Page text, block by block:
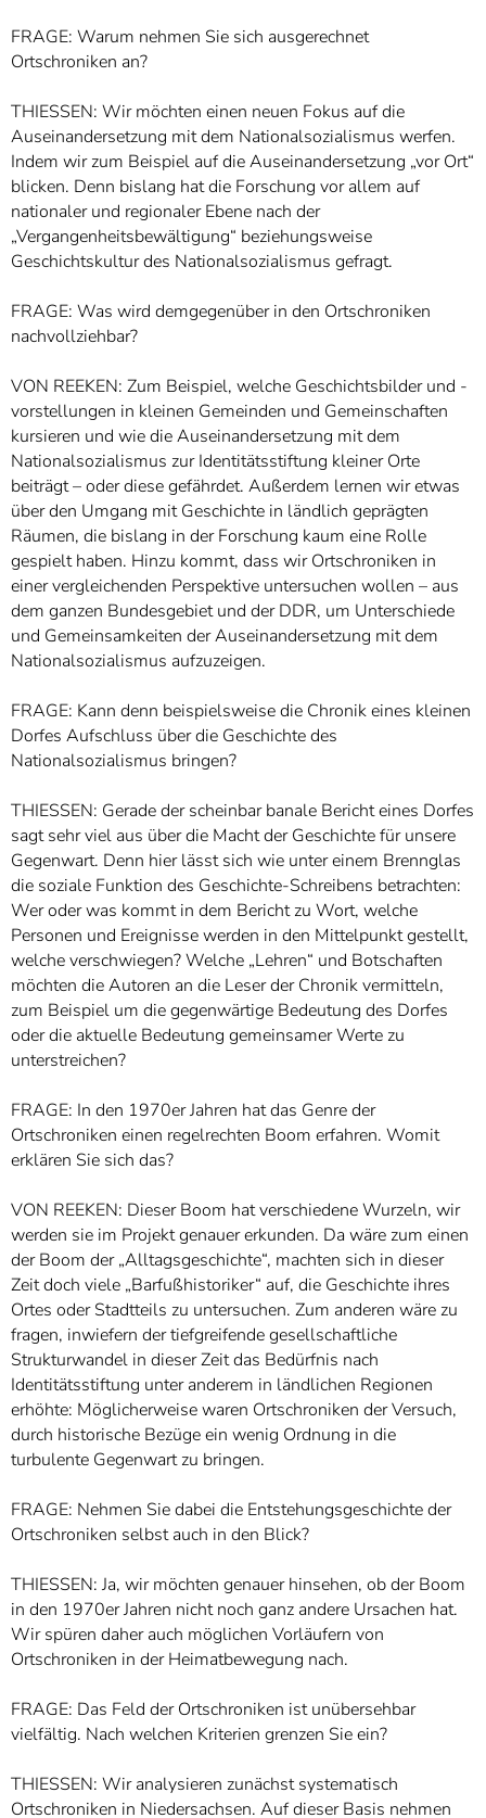
FRAGE: Warum nehmen Sie sich ausgerechnet
Ortschroniken an?
THIESSEN: Wir möchten einen neuen Fokus auf die
Auseinandersetzung mit dem Nationalsozialismus werfen.
Indem wir zum Beispiel auf die Auseinandersetzung „vor Ort“
blicken. Denn bislang hat die Forschung vor allem auf
nationaler und regionaler Ebene nach der
„Vergangenheitsbewältigung“ beziehungsweise
Geschichtskultur des Nationalsozialismus gefragt.
FRAGE: Was wird demgegenüber in den Ortschroniken
nachvollziehbar?
VON REEKEN: Zum Beispiel, welche Geschichtsbilder und -
vorstellungen in kleinen Gemeinden und Gemeinschaften
kursieren und wie die Auseinandersetzung mit dem
Nationalsozialismus zur Identitätsstiftung kleiner Orte
beiträgt – oder diese gefährdet. Außerdem lernen wir etwas
über den Umgang mit Geschichte in ländlich geprägten
Räumen, die bislang in der Forschung kaum eine Rolle
gespielt haben. Hinzu kommt, dass wir Ortschroniken in
einer vergleichenden Perspektive untersuchen wollen – aus
dem ganzen Bundesgebiet und der DDR, um Unterschiede
und Gemeinsamkeiten der Auseinandersetzung mit dem
Nationalsozialismus aufzuzeigen.
FRAGE: Kann denn beispielsweise die Chronik eines kleinen
Dorfes Aufschluss über die Geschichte des
Nationalsozialismus bringen?
THIESSEN: Gerade der scheinbar banale Bericht eines Dorfes
sagt sehr viel aus über die Macht der Geschichte für unsere
Gegenwart. Denn hier lässt sich wie unter einem Brennglas
die soziale Funktion des Geschichte-Schreibens betrachten:
Wer oder was kommt in dem Bericht zu Wort, welche
Personen und Ereignisse werden in den Mittelpunkt gestellt,
welche verschwiegen? Welche „Lehren“ und Botschaften
möchten die Autoren an die Leser der Chronik vermitteln,
zum Beispiel um die gegenwärtige Bedeutung des Dorfes
oder die aktuelle Bedeutung gemeinsamer Werte zu
unterstreichen?
FRAGE: In den 1970er Jahren hat das Genre der
Ortschroniken einen regelrechten Boom erfahren. Womit
erklären Sie sich das?
VON REEKEN: Dieser Boom hat verschiedene Wurzeln, wir
werden sie im Projekt genauer erkunden. Da wäre zum einen
der Boom der „Alltagsgeschichte“, machten sich in dieser
Zeit doch viele „Barfußhistoriker“ auf, die Geschichte ihres
Ortes oder Stadtteils zu untersuchen. Zum anderen wäre zu
fragen, inwiefern der tiefgreifende gesellschaftliche
Strukturwandel in dieser Zeit das Bedürfnis nach
Identitätsstiftung unter anderem in ländlichen Regionen
erhöhte: Möglicherweise waren Ortschroniken der Versuch,
durch historische Bezüge ein wenig Ordnung in die
turbulente Gegenwart zu bringen.
FRAGE: Nehmen Sie dabei die Entstehungsgeschichte der
Ortschroniken selbst auch in den Blick?
THIESSEN: Ja, wir möchten genauer hinsehen, ob der Boom
in den 1970er Jahren nicht noch ganz andere Ursachen hat.
Wir spüren daher auch möglichen Vorläufern von
Ortschroniken in der Heimatbewegung nach.
FRAGE: Das Feld der Ortschroniken ist unübersehbar
vielfältig. Nach welchen Kriterien grenzen Sie ein?
THIESSEN: Wir analysieren zunächst systematisch
Ortschroniken in Niedersachsen. Auf dieser Basis nehmen